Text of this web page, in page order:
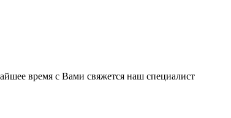
время с Вами свяжется наш специалист